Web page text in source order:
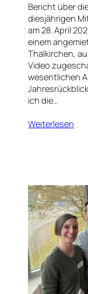
Bericht über
diesjährigen
am 28. April
einem
Thalkirchen,
Video
wesentlichen
ich die…
Weiterlesen